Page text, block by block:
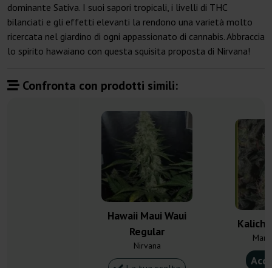
dominante Sativa. I suoi sapori tropicali, i livelli di THC
bilanciati e gli effetti elevanti la rendono una varietà molto
ricercata nel giardino di ogni appassionato di cannabis. Abbraccia
lo spirito hawaiano con questa squisita proposta di Nirvana!
Confronta con prodotti simili:
Hawaii Maui Waui
Regular
Nirvana